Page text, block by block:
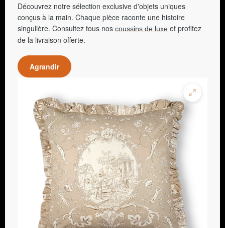
Découvrez notre sélection exclusive d'objets uniques
conçus à la main. Chaque pièce raconte une histoire
singulière. Consultez tous nos coussins de luxe et profitez
de la livraison offerte.
Agrandir